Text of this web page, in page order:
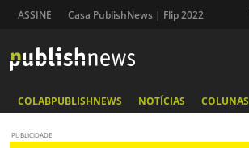
ASSINE Casa PublishNews | Flip 2022
COLABPUBLISHNEWS NOTÍCIAS COLUNAS
PUBLICIDADE